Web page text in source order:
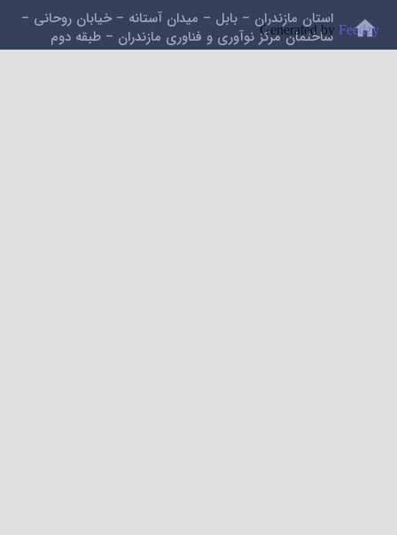
home
استان مازندران – بابل – میدان آستانه – خیابان روحانی –
ساختمان مرکز نوآوری و فناوری مازندران – طبقه دوم
Generated by Feedzy